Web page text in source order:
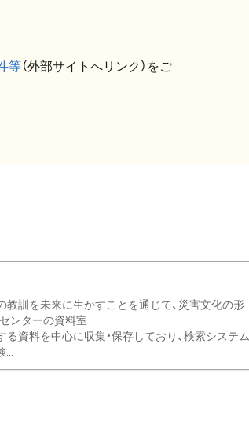
等（外部サイトへリンク）をご
教訓を未来に生かすことを通じて、災害文化の形
ンターの資料室
資料を中心に収集・保存しており、検索システム